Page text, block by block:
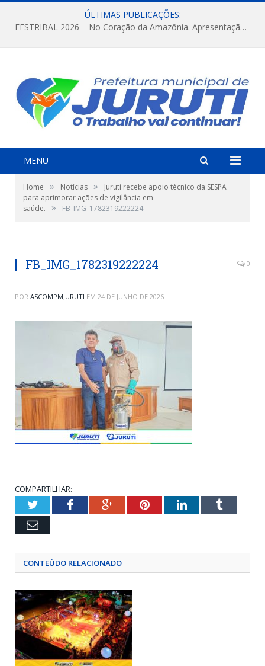
ÚLTIMAS PUBLICAÇÕES:
FESTRIBAL 2026 – No Coração da Amazônia. Apresentação da Munduruku.
MENU
Home » Notícias »
Juruti recebe apoio técnico da SESPA
para aprimorar ações de vigilância em
saúde.
» FB_IMG_1782319222224
FB_IMG_1782319222224 0
POR ASCOMPMJURUTI EM 24 DE JUNHO DE 2026
COMPARTILHAR:
TwitterFacebookGoogle+PinterestLinkedInTumblr
Email
CONTEÚDO RELACIONADO